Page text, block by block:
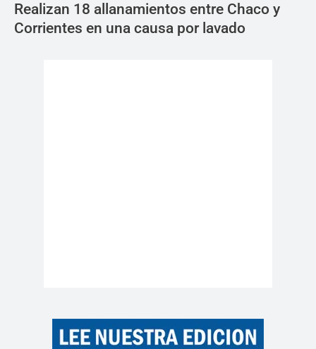
Realizan 18 allanamientos entre Chaco y
Corrientes en una causa por lavado